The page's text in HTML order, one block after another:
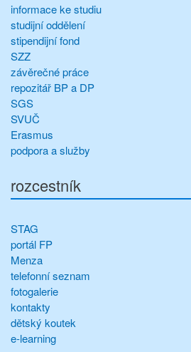
informace ke studiu
studijní oddělení
stipendijní fond
SZZ
závěrečné práce
repozitář BP a DP
SGS
SVUČ
Erasmus
podpora a služby
rozcestník
STAG
portál FP
Menza
telefonní seznam
fotogalerie
kontakty
dětský koutek
e-learning